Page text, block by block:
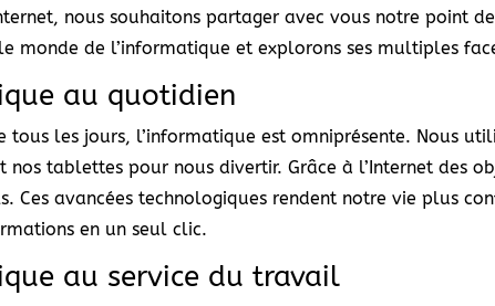
nous souhaitons partager avec vous notre point
monde de l’informatique et explorons ses multiples
au quotidien
tous les jours, l’informatique est omniprésente. Nous
tablettes pour nous divertir. Grâce à l’Internet des
Ces avancées technologiques rendent notre vie plus
en un seul clic.
au service du travail